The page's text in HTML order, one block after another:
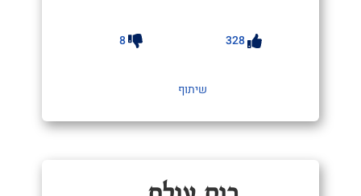
328
8
שיתוף